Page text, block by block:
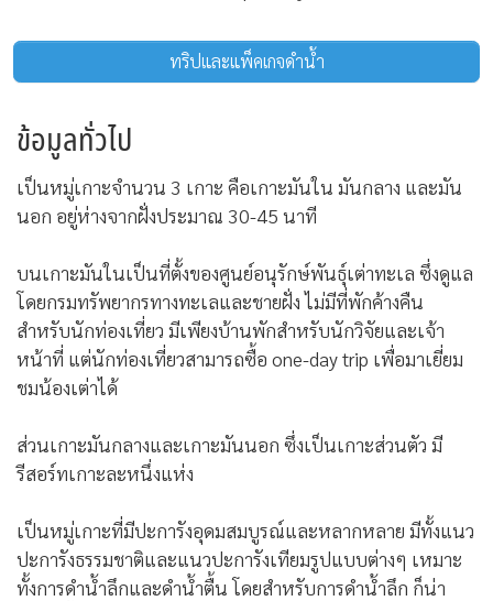
ทริปและแพ็คเกจดำน้ำ
ข้อมูลทั่วไป
เป็นหมู่เกาะจำนวน 3 เกาะ คือเกาะมันใน มันกลาง และมัน
นอก อยู่ห่างจากฝั่งประมาณ 30-45 นาที
บนเกาะมันในเป็นที่ตั้งของศูนย์อนุรักษ์พันธุ์เต่าทะเล ซึ่งดูแล
โดยกรมทรัพยากรทางทะเลและชายฝั่ง ไม่มีที่พักค้างคืน
สำหรับนักท่องเที่ยว มีเพียงบ้านพักสำหรับนักวิจัยและเจ้า
หน้าที่ แต่นักท่องเที่ยวสามารถซื้อ one-day trip เพื่อมาเยี่ยม
ชมน้องเต่าได้
ส่วนเกาะมันกลางและเกาะมันนอก ซึ่งเป็นเกาะส่วนตัว มี
รีสอร์ทเกาะละหนึ่งแห่ง
เป็นหมู่เกาะที่มีปะการังอุดมสมบูรณ์และหลากหลาย มีทั้งแนว
ปะการังธรรมชาติและแนวปะการังเทียมรูปแบบต่างๆ เหมาะ
ทั้งการดำน้ำลึกและดำน้ำตื้น โดยสำหรับการดำน้ำลึก ก็น่า